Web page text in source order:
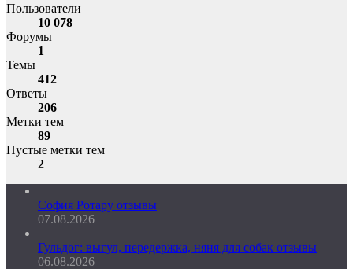
Пользователи
10 078
Форумы
1
Темы
412
Ответы
206
Метки тем
89
Пустые метки тем
2
София Ротару отзывы
07.08.2026
Гульдог: выгул, передержка, няня для собак отзывы
06.08.2026